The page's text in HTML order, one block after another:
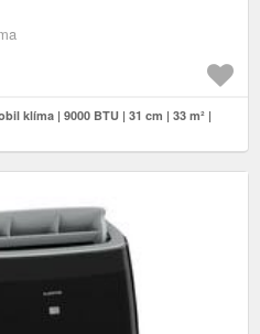
klíma | 9000 BTU | 31 cm | 33 m² |